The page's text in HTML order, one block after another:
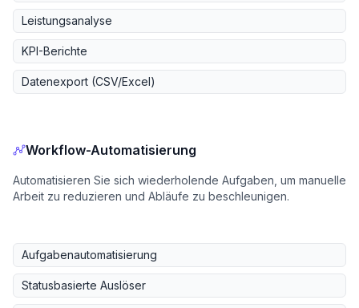
Leistungsanalyse
KPI-Berichte
Datenexport (CSV/Excel)
Workflow-Automatisierung
Automatisieren Sie sich wiederholende Aufgaben, um manuelle
Arbeit zu reduzieren und Abläufe zu beschleunigen.
Aufgabenautomatisierung
Statusbasierte Auslöser